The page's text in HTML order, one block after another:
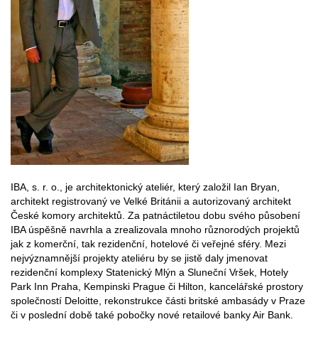
IBA, s. r. o., je architektonický ateliér, který založil Ian Bryan,
architekt registrovaný ve Velké Británii a autorizovaný architekt
České komory architektů. Za patnáctiletou dobu svého působení
IBA úspěšně navrhla a zrealizovala mnoho různorodých projektů
jak z komerční, tak rezidenční, hotelové či veřejné sféry. Mezi
nejvýznamnější projekty ateliéru by se jistě daly jmenovat
rezidenční komplexy Statenický Mlýn a Sluneční Vršek, Hotely
Park Inn Praha, Kempinski Prague či Hilton, kancelářské prostory
společností Deloitte, rekonstrukce části britské ambasády v Praze
či v poslední době také pobočky nové retailové banky Air Bank.